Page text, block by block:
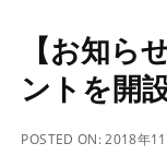
【お知
ントを開
POSTED ON:2018年